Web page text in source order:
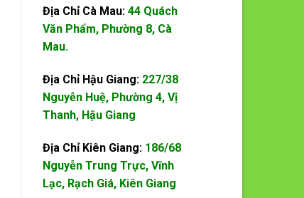
Địa Chỉ Cà Mau: 44 Quách
Văn Phẩm, Phường 8, Cà
Mau.
Địa Chỉ Hậu Giang: 227/38
Nguyễn Huệ, Phường 4, Vị
Thanh, Hậu Giang
Địa Chỉ Kiên Giang: 186/68
Nguyễn Trung Trực, Vĩnh
Lạc, Rạch Giá, Kiên Giang